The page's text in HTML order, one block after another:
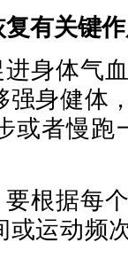
有关键
身体气
强身健体
或者慢跑
根据每
或运动频